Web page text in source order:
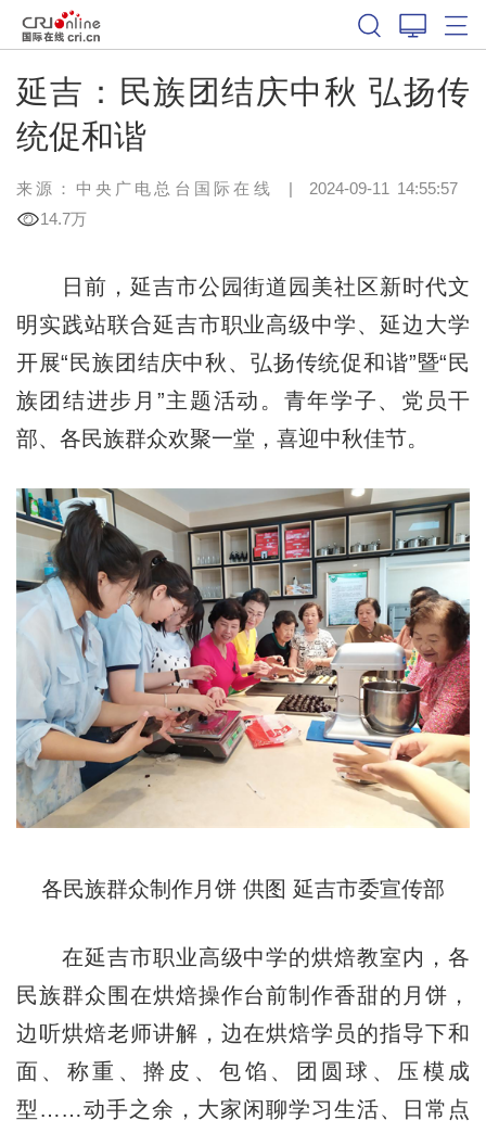
延吉：民族团结庆中秋 弘扬传
统促和谐
来源：中央广电总台国际在线 | 2024-09-11 14:55:57
14.7万
日前，延吉市公园街道园美社区新时代文
明实践站联合延吉市职业高级中学、延边大学
开展“民族团结庆中秋、弘扬传统促和谐”暨“民
族团结进步月”主题活动。青年学子、党员干
部、各民族群众欢聚一堂，喜迎中秋佳节。
各民族群众制作月饼 供图 延吉市委宣传部
在延吉市职业高级中学的烘焙教室内，各
民族群众围在烘焙操作台前制作香甜的月饼，
边听烘焙老师讲解，边在烘焙学员的指导下和
面、称重、擀皮、包馅、团圆球、压模成
型……动手之余，大家闲聊学习生活、日常点